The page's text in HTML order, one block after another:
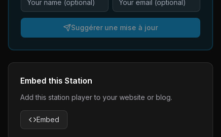
Suggérer une mise à jour
Embed this Station
Add this station player to your website or blog.
Embed